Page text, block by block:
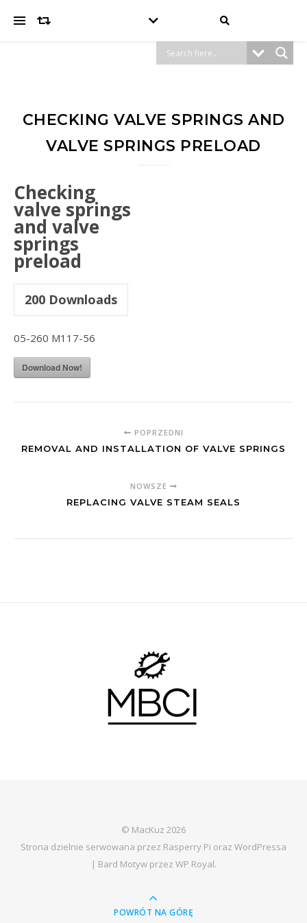
CHECKING VALVE SPRINGS AND
VALVE SPRINGS PRELOAD
Checking
valve springs
and valve
springs
preload
200 Downloads
05-260 M117-56
Download Now!
POPRZEDNI
REMOVAL AND INSTALLATION OF VALVE SPRINGS
NOWSZE
REPLACING VALVE STEAM SEALS
© MacKuz 2026
Strona dzielnie serwowana przez Rasperry Pi oraz WordPressa
| Bard Motyw przez WP Royal.
POWRÓT NA GÓRĘ